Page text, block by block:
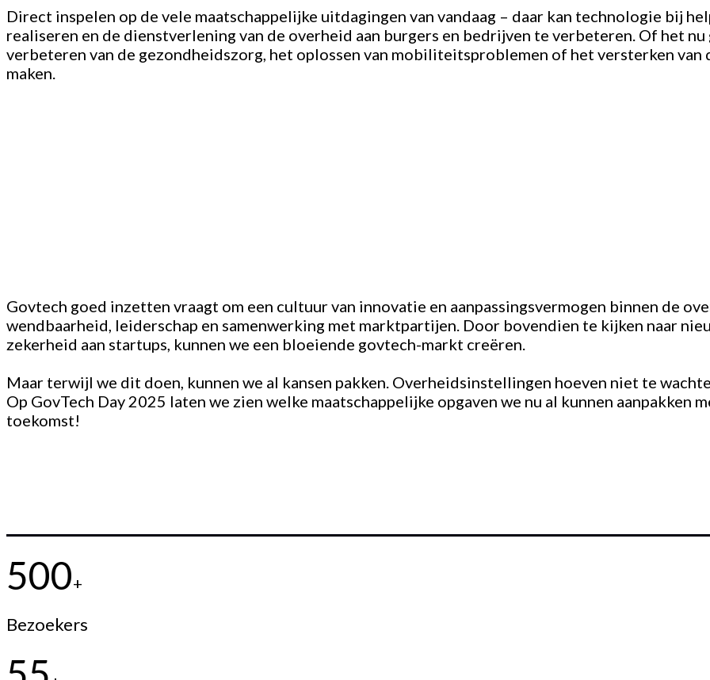
Direct inspelen op de vele maatschappelijke uitdagingen van vandaag – daar kan technologie bij
realiseren en de dienstverlening van de overheid aan burgers en bedrijven te verbeteren. Of het
verbeteren van de gezondheidszorg, het oplossen van mobiliteitsproblemen of het versterken van
maken.
Govtech goed inzetten vraagt om een cultuur van innovatie en aanpassingsvermogen binnen de
wendbaarheid, leiderschap en samenwerking met marktpartijen. Door bovendien te kijken naar
zekerheid aan startups, kunnen we een bloeiende govtech-markt creëren.
Maar terwijl we dit doen, kunnen we al kansen pakken. Overheidsinstellingen hoeven niet te
Op GovTech Day 2025 laten we zien welke maatschappelijke opgaven we nu al kunnen aanpakken
toekomst!
500+
Bezoekers